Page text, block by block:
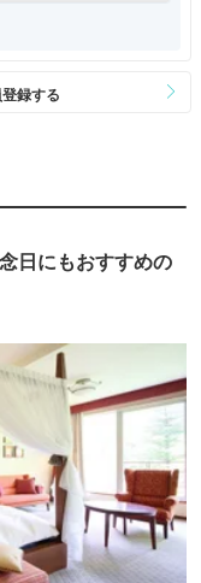
日にもおすすめの